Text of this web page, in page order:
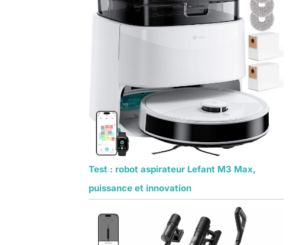
Test : robot aspirateur Lefant M3 Max,
puissance et innovation